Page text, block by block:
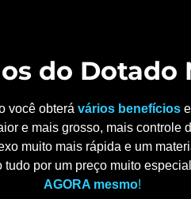
do Dotado
você obterá vários benefícios
e mais grosso, mais controle
muito mais rápida e um
por um preço muito
AGORA mesmo!